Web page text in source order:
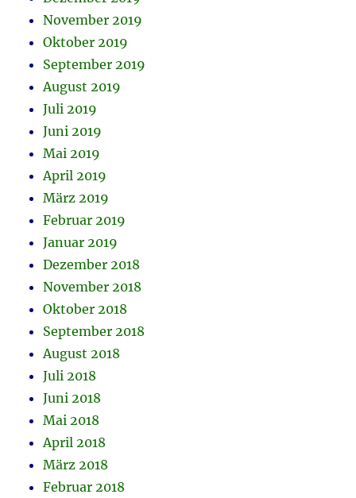
November 2019
Oktober 2019
September 2019
August 2019
Juli 2019
Juni 2019
Mai 2019
April 2019
März 2019
Februar 2019
Januar 2019
Dezember 2018
November 2018
Oktober 2018
September 2018
August 2018
Juli 2018
Juni 2018
Mai 2018
April 2018
März 2018
Februar 2018